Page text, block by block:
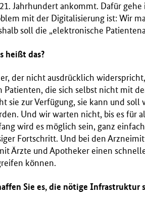
Jahrhundert ankommt. Dafür gehe
mit der Digitalisierung ist: Wir
soll die „elektronische
heißt das?
der nicht ausdrücklich
Patienten, die sich selbst nicht mit
sie zur Verfügung, sie kann und
Und wir warten nicht, bis es für
wird es möglich sein, ganz
Fortschritt. Und bei den
Ärzte und Apotheker einen
können.
Sie es, die nötige Infrastruktur